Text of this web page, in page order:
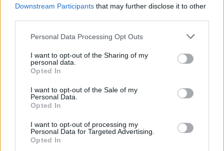
Downstream Participants that may further disclose it to other
Please note that this website/app uses one or more Google
not limited to your visit or usage behaviour. You may click to
grant or deny consent to Google and its third-party tags to
use your data for below specified purposes in below Google
consent section.
Personal Data Processing Opt Outs
I want to opt-out of the Sharing of my
personal data.
Opted In
I want to opt-out of the Sale of my
Personal Data.
Opted In
I want to opt-out of processing my
Personal Data for Targeted Advertising.
Opted In
Michelle Hunziker in Gallura, bella anche dal
vivo: un amico vip svela come fa
Calangianus, dopo le polemiche il centro
accoglienza minori chiude
Olbia, divieto di sosta contro spaccio e degrado:
esplode la protesta
Pausa caffè impeccabile: come scegliere la